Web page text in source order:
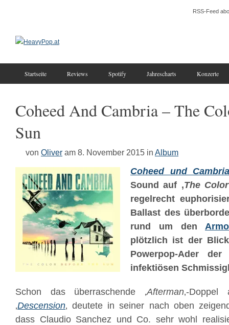
RSS-Feed
Startseite Reviews Spotify Jahrescharts Konzerte
Coheed And Cambria – The
Sun
von Oliver am 8. November 2015 in Album
Coheed und Cambria
Sound auf ‚The
regelrecht
Ballast des
rund um den
plötzlich ist der
Powerpop-Ader
infektiösen
Schon das überraschende ‚Afterman‚-Doppel
‚Descension‚ deutete in seiner nach oben
dass Claudio Sanchez und Co. sehr wohl